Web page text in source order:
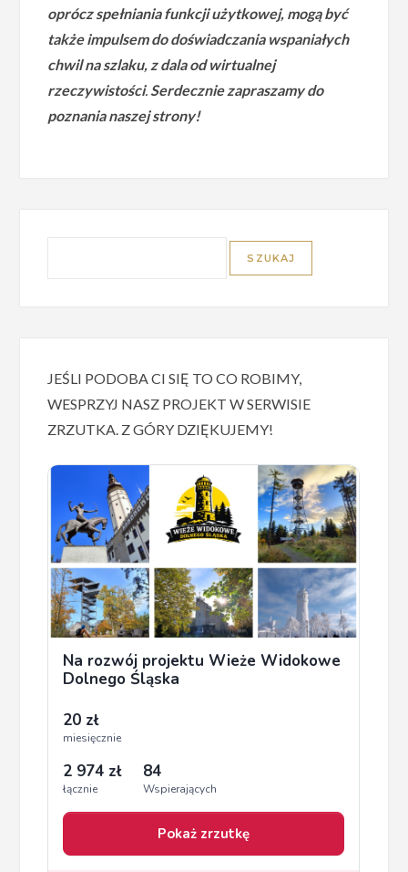
oprócz spełniania funkcji użytkowej, mogą być
także impulsem do doświadczania wspaniałych
chwil na szlaku, z dala od wirtualnej
rzeczywistości.Serdecznie zapraszamy do
poznania naszej strony!
JEŚLI PODOBA CI SIĘ TO CO ROBIMY,
WESPRZYJ NASZ PROJEKT W SERWISIE
ZRZUTKA. Z GÓRY DZIĘKUJEMY!